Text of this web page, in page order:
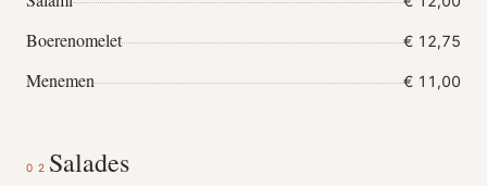
Boerenomelet € 12,75
Menemen € 11,00
02 Salades